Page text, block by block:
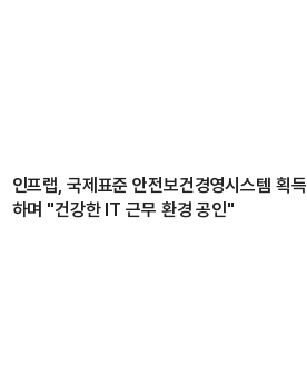
인프랩, 국제표준 안전보건경영시스템 획득
하며 "건강한 IT 근무 환경 공인"